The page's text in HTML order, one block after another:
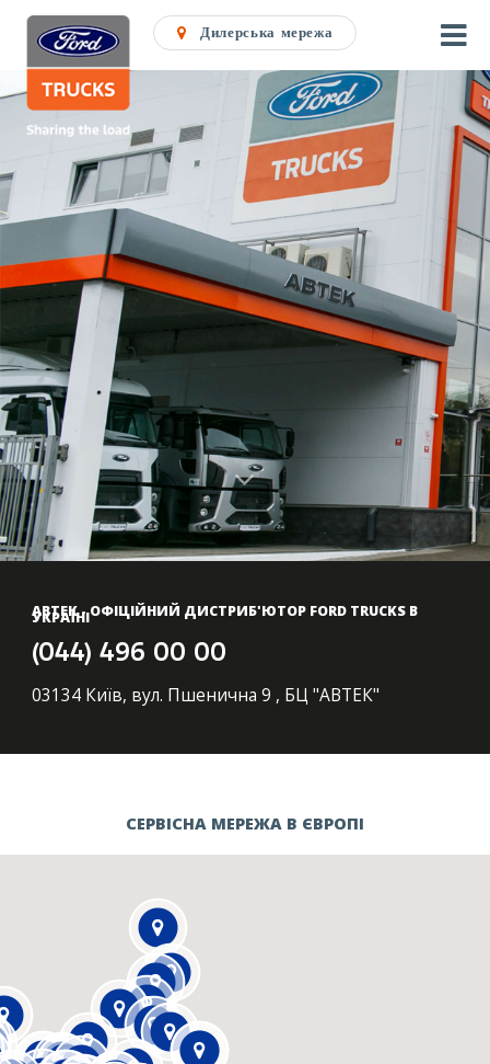
Дилерська мережа
АВТЕК - ОФІЦІЙНИЙ ДИСТРИБ'ЮТОР FORD TRUCKS В
УКРАЇНІ
(044) 496 00 00
03134 Київ, вул. Пшенична 9 , БЦ "АВТЕК"
СЕРВІСНА МЕРЕЖА В ЄВРОПІ